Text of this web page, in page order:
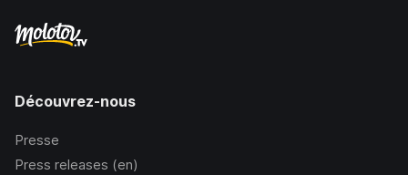
Découvrez-nous
Presse
Press releases (en)